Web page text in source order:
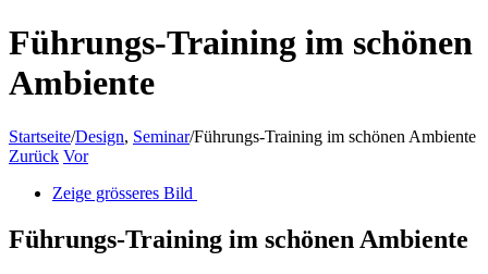
Führungs-Training im schönen
Ambiente
Startseite/Design, Seminar/Führungs-Training im schönen Ambiente
Zurück Vor
Zeige grösseres Bild
Führungs-Training im schönen Ambiente